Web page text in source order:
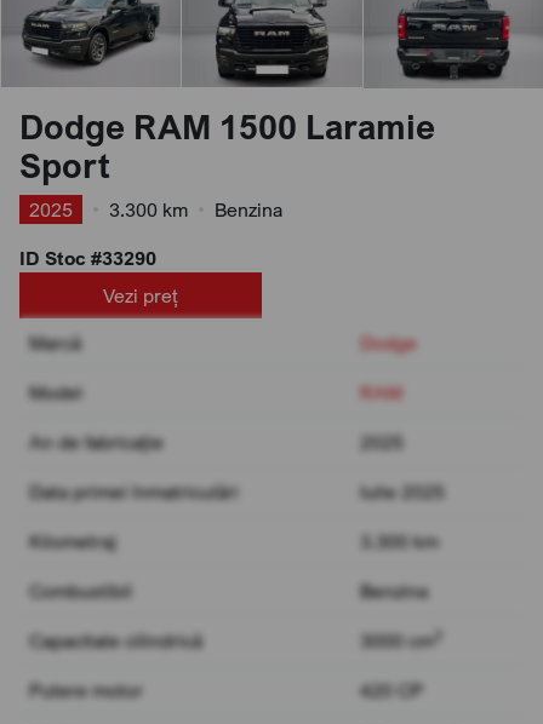
Dodge RAM 1500 Laramie
Sport
2025 3.300 km
Benzina
ID Stoc #33290
Vezi preț
Marcă
Dodge
Model RAM
An de fabricație 2025
Data primei înmatriculări Iulie 2025
Kilometraj 3.300 km
Combustibil Benzina
Capacitate cilindrică 3000 cm
Putere motor 420 CP